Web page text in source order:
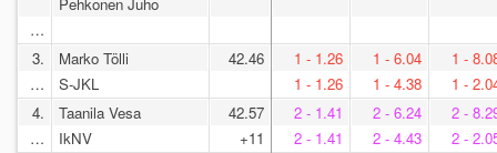
…
3.
…
Marko Tölli
S-JKL
42.46
1 - 1.26
1 - 1.26
1 - 6.04
1 - 4.38
1 -
1 -
4.
…
Taanila Vesa
IkNV
42.57
+11
2 - 1.41
2 - 1.41
2 - 6.24
2 - 4.43
2 -
2 -